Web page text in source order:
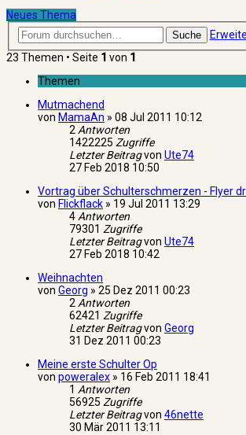
Neues Thema
Suche
23 Themen • Seite 1 von 1
Themen
Mutmachend
von MamaAn » 08 Jul 2011 10:12
2Antworten
1422225 Zugriffe
Letzter Beitragvon Ute74
27 Feb 2018 10:50
Vortrag über Schulterschmerzen - Flyer
von Flickflack » 19 Jul 2011 13:29
4Antworten
79301 Zugriffe
Letzter Beitragvon Ute74
27 Feb 2018 10:42
Weihnachten
von Georg » 25 Dez 2011 00:23
2Antworten
62421 Zugriffe
Letzter Beitragvon Georg
31 Dez 2011 00:23
Meine erste Schulter Op
von poweralex » 16 Feb 2011 18:41
1 Antworten
56925 Zugriffe
Letzter Beitragvon 46nette
30 Mär 2011 13:11